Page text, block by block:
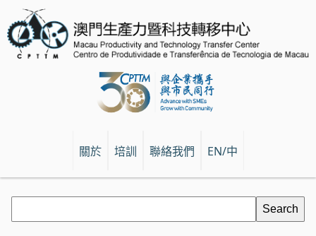
關於 培訓 聯絡我們 EN/中